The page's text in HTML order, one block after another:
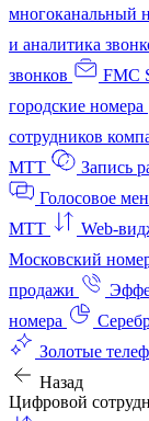
многоканальный
и аналитика
звонков
FMC
городские номера
сотрудников
МТТ
Запись
Голосовое
МТТ
Web-
Московский
продажи
номера
Золотые
Назад
Цифровой